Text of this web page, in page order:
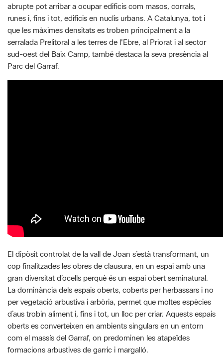
abrupte pot arribar a ocupar edificis com masos, corrals,
runes i, fins i tot, edificis en nuclis urbans. A Catalunya, tot i
que les màximes densitats es troben principalment a la
serralada Prelitoral a les terres de l'Ebre, al Priorat i al sector
sud-oest del Baix Camp, també destaca la seva presència al
Parc del Garraf.
El dipòsit controlat de la vall de Joan s’està transformant, un
cop finalitzades les obres de clausura, en un espai amb una
gran diversitat d’ocells perquè és un espai obert seminatural.
La dominància dels espais oberts, coberts per herbassars i no
per vegetació arbustiva i arbòria, permet que moltes espècies
d’aus trobin aliment i, fins i tot, un lloc per criar. Aquests espais
oberts es converteixen en ambients singulars en un entorn
com el massís del Garraf, on predominen les atapeïdes
formacions arbustives de garric i margalló.